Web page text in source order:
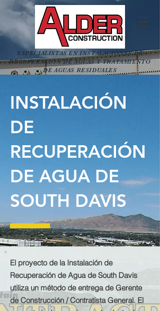
ESPECIALISTAS EN INSTALACIONES DE
RECUPERACIÓN DE AGUAS Y TRATAMIENTO
DE AGUAS RESIDUALES
INSTALACIÓN
DE
RECUPERACIÓN
DE AGUA DE
SOUTH DAVIS
El proyecto de la Instalación de
Recuperación de Agua de South Davis
utiliza un método de entrega de Gerente
de Construcción / Contratista General. El